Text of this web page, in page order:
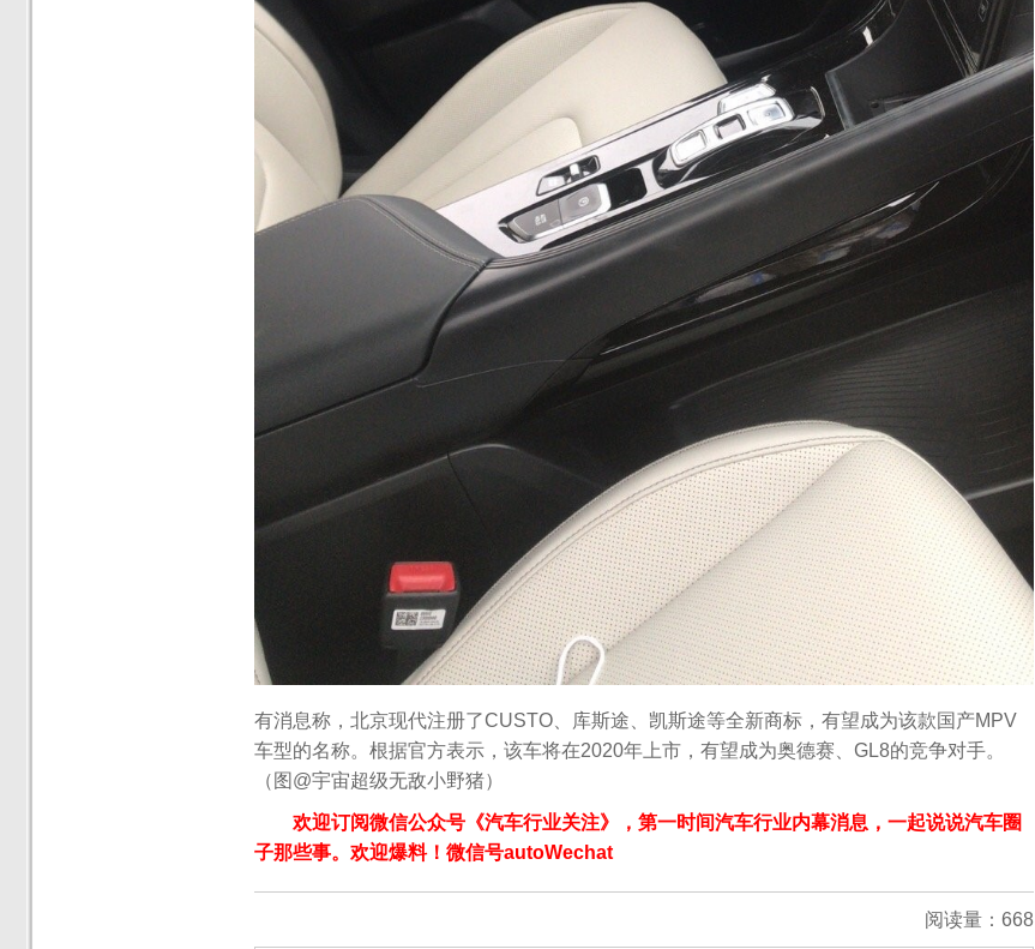
有消息称，北京现代注册了CUSTO、库斯途、凯斯途等全新商标，有望成为该款国产MPV
车型的名称。根据官方表示，该车将在2020年上市，有望成为奥德赛、GL8的竞争对手。
（图@宇宙超级无敌小野猪）
欢迎订阅微信公众号《汽车行业关注》，第一时间汽车行业内幕消息，一起说说汽车圈
子那些事。欢迎爆料！微信号autoWechat
阅读量： 668